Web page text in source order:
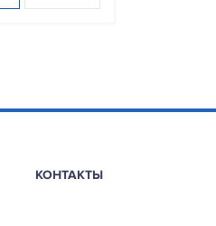
КОНТАКТЫ